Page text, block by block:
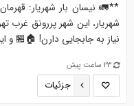
**🚛 نیسان بار شهریار:
شهریار، این شهر پررونق غرب
نیاز به جابجایی دارن! 🏠🏪 و
23 ساعت پیش
جزئیات